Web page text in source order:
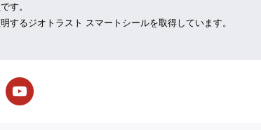
す。
するジオトラスト スマートシールを取得しています。